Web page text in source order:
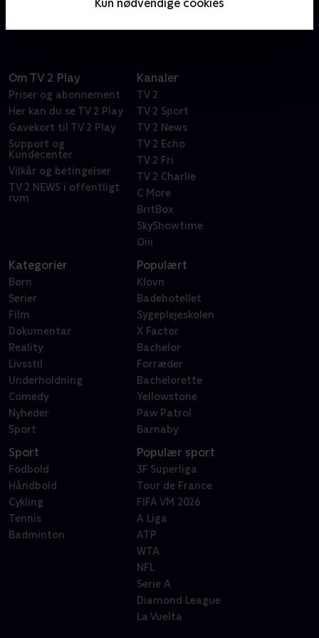
efterfølgeren til ’1883’.
Om TV 2 Play
Priser og abonnement
Her kan du se TV 2 Play
Gavekort til TV 2 Play
Support og
Kundecenter
Vilkår og betingelser
TV 2 NEWS i offentligt
rum
Kanaler
TV 2
TV 2 Sport
TV 2 News
TV 2 Echo
TV 2 Fri
TV 2 Charlie
C More
BritBox
SkyShowtime
Oiii
Kategorier
Børn
Serier
Film
Dokumentar
Reality
Livsstil
Underholdning
Comedy
Nyheder
Sport
Populært
Klovn
Badehotellet
Sygeplejeskolen
X Factor
Bachelor
Forræder
Bachelorette
Yellowstone
Paw Patrol
Barnaby
Sport
Fodbold
Håndbold
Cykling
Tennis
Badminton
Populær sport
3F Superliga
Tour de France
FIFA VM 2026
A Liga
ATP
WTA
NFL
Serie A
Diamond League
La Vuelta